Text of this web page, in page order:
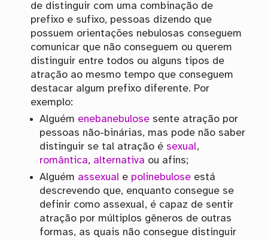
de distinguir com uma combinação de
prefixo e sufixo, pessoas dizendo que
possuem orientações nebulosas conseguem
comunicar que não conseguem ou querem
distinguir entre todos ou alguns tipos de
atração ao mesmo tempo que conseguem
destacar algum prefixo diferente. Por
exemplo:
Alguém enebanebulose sente atração por
pessoas não-binárias, mas pode não saber
distinguir se tal atração é sexual,
romântica, alternativa ou afins;
Alguém assexuale polinebuloseestá
descrevendo que, enquanto consegue se
definir como assexual, é capaz de sentir
atração por múltiplos gêneros de outras
formas, as quais não consegue distinguir